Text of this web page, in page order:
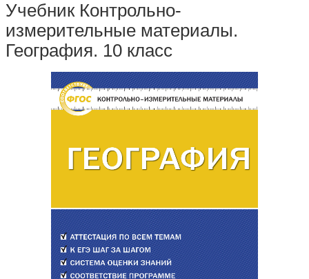
Учебник Контрольно-
измерительные материалы.
География. 10 класс